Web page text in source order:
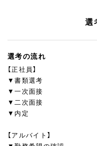
選
選考の流れ
【正社員】
▼書類選考
▼一次面接
▼二次面接
▼内定
【アルバイト】